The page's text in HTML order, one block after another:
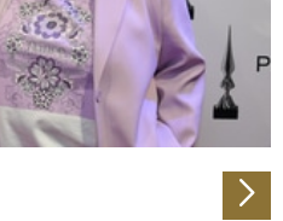
Inhalte und Anzeigen zu
soziale Medien anbieten
unsere Website zu
wir Informationen zu Ihrer
an unsere Partner für
Analysen weiter. Unsere
möglicherweise mit